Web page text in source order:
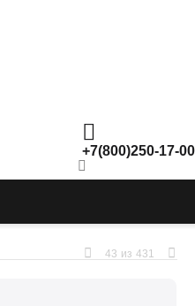
+7(800)250-17-00
43 из 431